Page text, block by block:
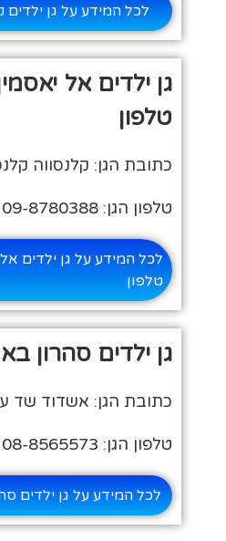
לכל המידע על גן ילדים
גן ילדים אל
טלפון
כתובת הגן: קלנסווה
טלפון הגן: 09-8780388
לכל המידע על גן ילדים אל
טלפון
גן ילדים סהרון
כתובת הגן: אשדוד שד
טלפון הגן: 08-8565573
לכל המידע על גן ילדים